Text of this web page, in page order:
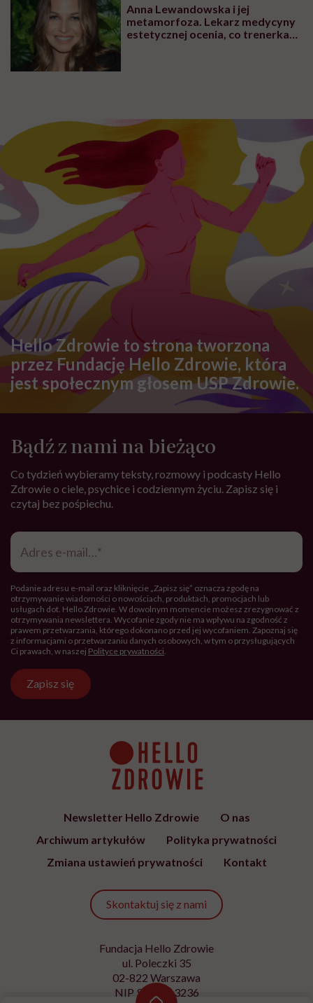
Anna Lewandowska i jej
metamorfoza. Lekarz medycyny
estetycznej ocenia, co trenerka
Hello Zdrowie to strona tworzona
przez Fundację Hello Zdrowie, która
jest społecznym głosem USP Zdrowie.
Bądź z nami na bieżąco
Co tydzień wybieramy teksty, rozmowy i podcasty Hello
Zdrowie o ciele, psychice i codziennym życiu. Zapisz się i
czytaj bez pośpiechu.
Adres
mail*
Podanie adresu e-mail oraz kliknięcie „Zapisz się” oznacza zgodę na
otrzymywanie wiadomości o nowościach, produktach, promocjach lub
usługach dot. Hello Zdrowie. W dowolnym momencie możesz zrezygnować z
otrzymywania newslettera. Wycofanie zgody nie ma wpływu na zgodność z
prawem przetwarzania, którego dokonano przed jej wycofaniem. Zapoznaj się
z informacjami o przetwarzaniu danych osobowych, w tym o przysługujących
Ci prawach, w naszej Polityce prywatności
Zapisz się
Newsletter Hello Zdrowie
O nas
Archiwum artykułów
Polityka prywatności
Zmiana ustawień prywatności
Kontakt
Skontaktuj się z nami
Fundacja Hello Zdrowie
ul. Poleczki 35
02-822 Warszawa
NIP 9512613236